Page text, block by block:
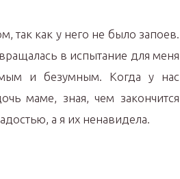
так как у него не было запоев.
в испытание для меня
и безумным. Когда у нас
маме, зная, чем закончится
а я их ненавидела.